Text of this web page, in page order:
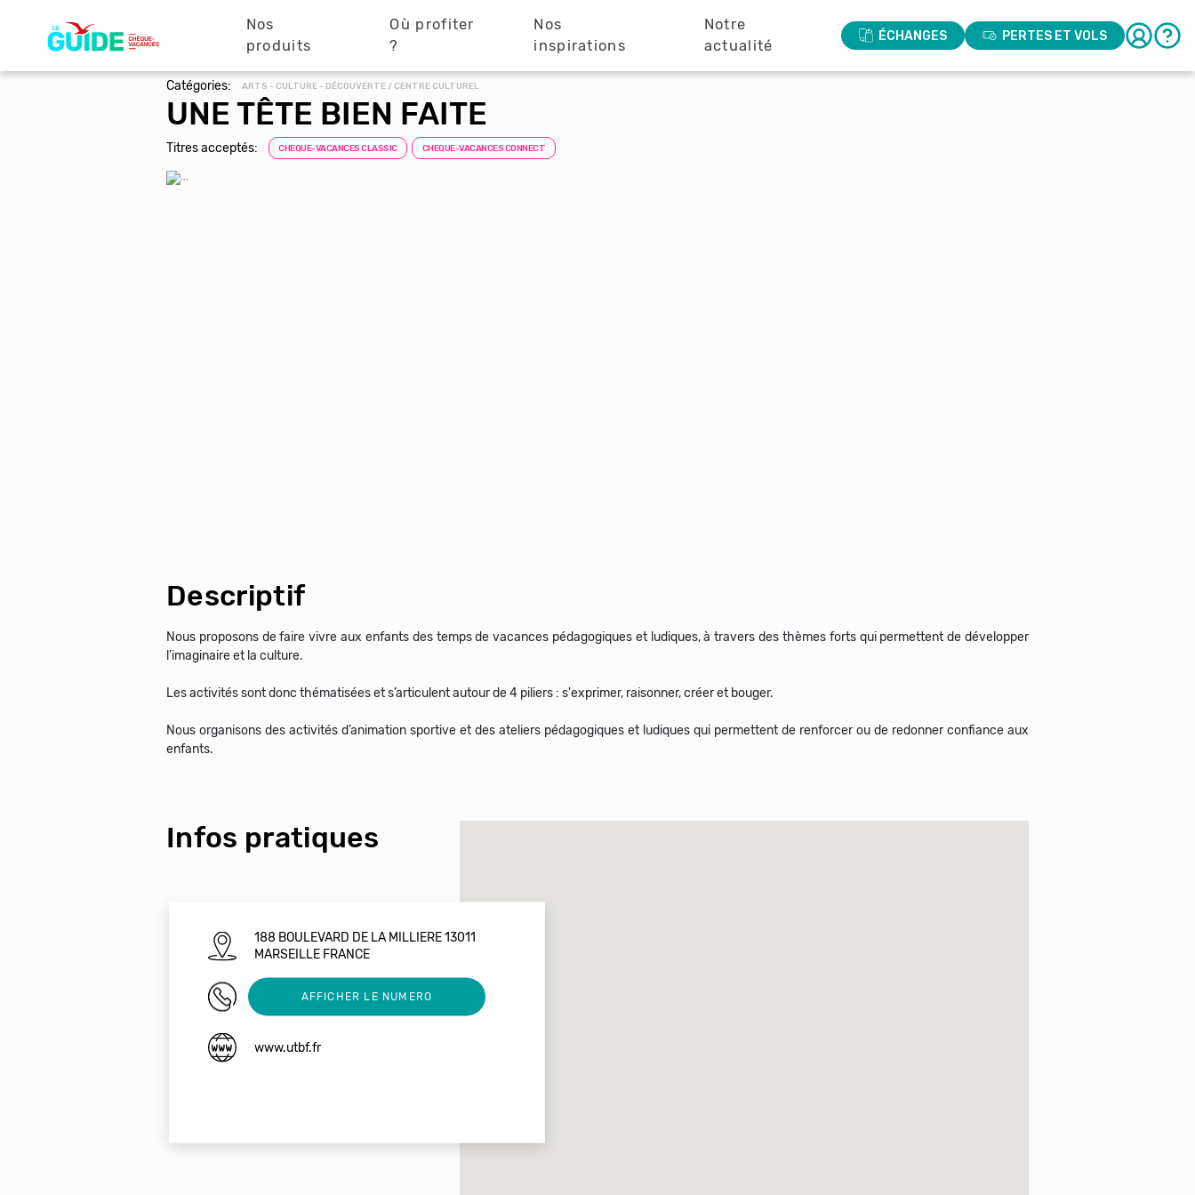
principale
Nos
produits
Où profiter
?
Nos
inspirations
Notre
actualité
ÉCHANGES PERTES ET VOLS
Catégories: ARTS - CULTURE - DÉCOUVERTE / CENTRE CULTUREL
UNE TÊTE BIEN FAITE
Titres acceptés: CHEQUE-VACANCES CLASSIC CHEQUE-VACANCES CONNECT
Descriptif
Nous proposons de faire vivre aux enfants des temps de vacances pédagogiques et ludiques, à travers des thèmes forts qui permettent de développer
l’imaginaire et la culture.
Les activités sont donc thématisées et s’articulent autour de 4 piliers : s'exprimer, raisonner, créer et bouger.
Nous organisons des activités d’animation sportive et des ateliers pédagogiques et ludiques qui permettent de renforcer ou de redonner confiance aux
enfants.
Infos pratiques
188 BOULEVARD DE LA MILLIERE 13011
MARSEILLE FRANCE
0677085918AFFICHER LE NUMERO
www.utbf.fr